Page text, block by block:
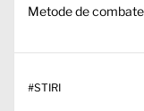
Metode de
#STIRI